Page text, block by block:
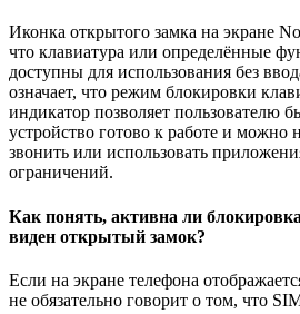
Иконка открытого замка на экране
что клавиатура или определённые
доступны для использования без
означает, что режим блокировки
индикатор позволяет пользователю
устройство готово к работе и можно
звонить или использовать
ограничений.
Как понять, активна ли
виден открытый замок?
Если на экране телефона
не обязательно говорит о том, что